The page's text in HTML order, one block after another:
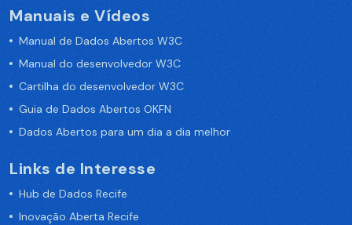
Manuais e Vídeos
Manual de Dados Abertos W3C
Manual do desenvolvedor W3C
Cartilha do desenvolvedor W3C
Guia de Dados Abertos OKFN
Dados Abertos para um dia a dia melhor
Links de Interesse
Hub de Dados Recife
Inovação Aberta Recife